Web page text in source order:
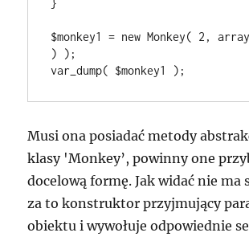
}
$monkey1 = new Monkey( 2,
) );
Musi ona posiadać metody
klasy 'Monkey’, powinny one
docelową formę. Jak widać nie ma
za to konstruktor przyjmujący
obiektu i wywołuje odpowiednie